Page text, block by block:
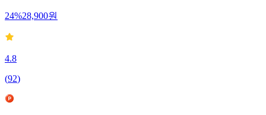
24%28,900원
4.8
(92)